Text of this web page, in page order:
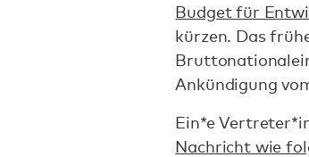
Budget für
kürzen. Das
Ankündigung
Ein*e
Nachricht wie